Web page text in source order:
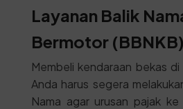
Layanan Balik
Bermotor (BBNKB)
Membeli kendaraan bekas
Anda harus segera
Nama agar urusan pajak ke